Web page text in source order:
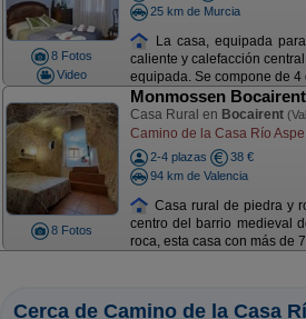
8 Fotos
Video
25 km de Murcia
La casa, equipada
caliente y calefacción
equipada. Se compone de 4
8 Fotos
Monmossen Bocairent
Casa Rural en Bocairent
Camino de la Casa Río
2-4 plazas
38 €
94 km de Valencia
Casa rural de piedra y
centro del barrio medieval
roca, esta casa con más de
Cerca de Camino de la Casa